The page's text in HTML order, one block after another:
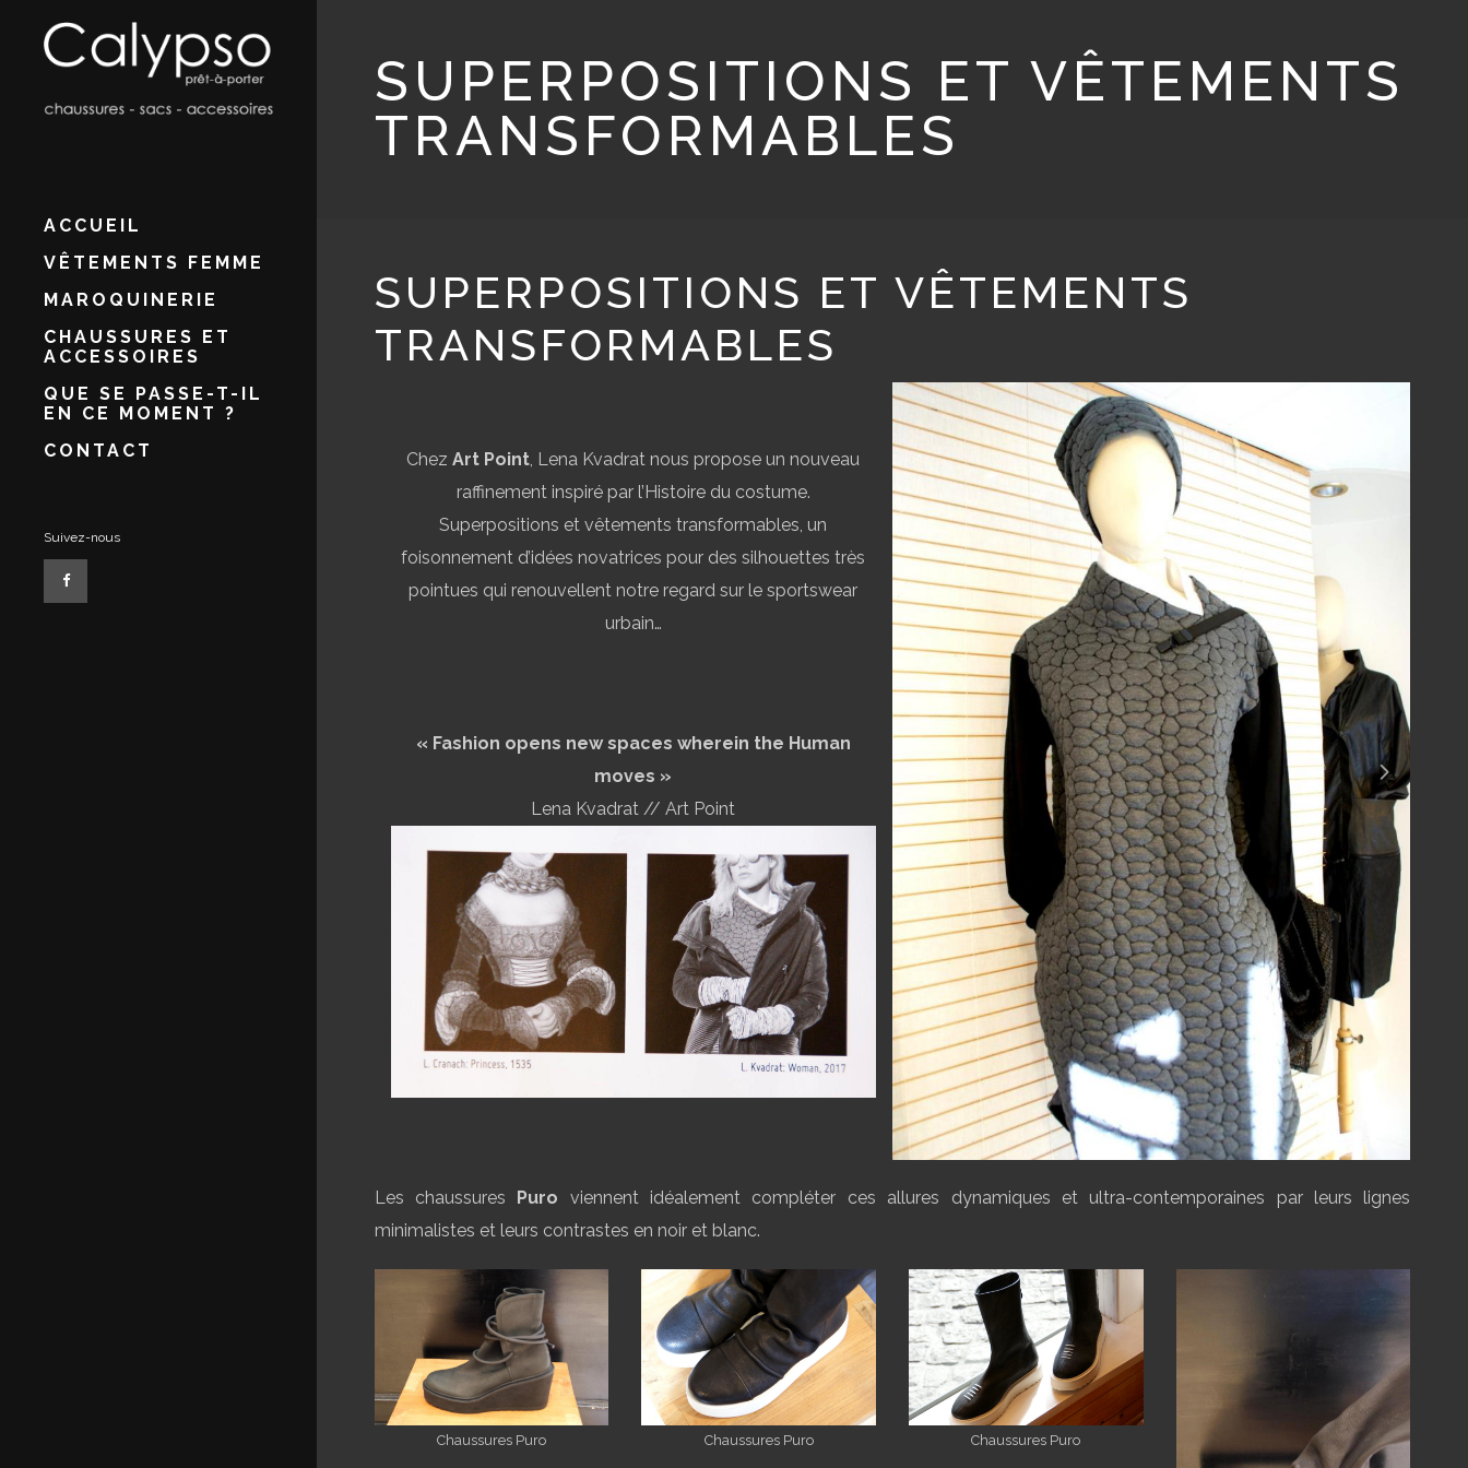
ACCUEIL
VÊTEMENTS FEMME
MAROQUINERIE
CHAUSSURES ET
ACCESSOIRES
QUE SE PASSE-T-IL
EN CE MOMENT ?
CONTACT
Suivez-nous
SUPERPOSITIONS ET VÊTEMENTS
TRANSFORMABLES
SUPERPOSITIONS ET VÊTEMENTS
TRANSFORMABLES
ChezArt Point, Lena Kvadrat nous propose un nouveau
raffinement inspiré par l’Histoire du costume.
Superpositions et vêtements transformables, un
foisonnement d’idées novatrices pour des silhouettes très
pointues qui renouvellent notre regard sur le sportswear
urbain…
« Fashion opens new spaces wherein the Human
moves »
Lena Kvadrat // Art Point
Les chaussures Puro viennent idéalement compléter ces allures dynamiques et ultra-contemporaines par leurs lignes
minimalistes et leurs contrastes en noir et blanc.
Chaussures Puro Chaussures Puro Chaussures Puro